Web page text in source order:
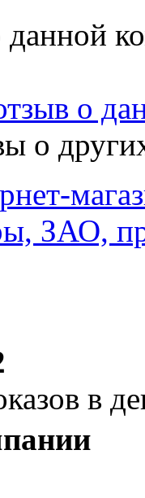
о
о
ЗАО,
в